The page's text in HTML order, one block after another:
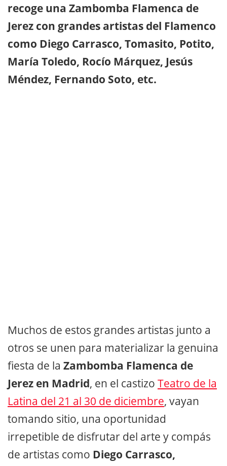
recoge una Zambomba Flamenca de
Jerez con grandes artistas del Flamenco
como Diego Carrasco, Tomasito, Potito,
María Toledo, Rocío Márquez, Jesús
Méndez, Fernando Soto, etc.
Muchos de estos grandes artistas junto a
otros se unen para materializar la genuina
fiesta de la Zambomba Flamenca de
Jerez en Madrid, en el castizo Teatro de la
Latina del 21 al 30 de diciembre, vayan
tomando sitio, una oportunidad
irrepetible de disfrutar del arte y compás
de artistas como Diego Carrasco,